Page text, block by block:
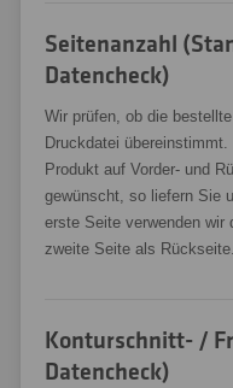
Seitenanzahl
Datencheck)
Wir prüfen, ob die
Druckdatei
Produkt auf Vorder- und
gewünscht, so liefern Sie
erste Seite verwenden wir
zweite Seite als Rückseite.
Konturschnitt- /
Datencheck)